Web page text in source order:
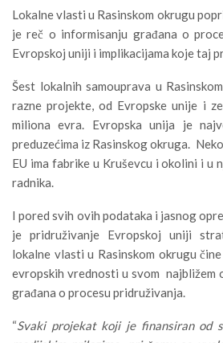
Lokalne vlasti u Rasinskom okrugu
je reč o informisanju građana o
Evropskoj uniji i implikacijama koje taj
Šest lokalnih samouprava u
razne projekte, od Evropske unije i
miliona evra. Evropska unija je
preduzećima iz Rasinskog okruga.
EU ima fabrike u Kruševcu i okolini i u
radnika.
I pored svih ovih podataka i jasnog
je pridruživanje Evropskoj uniji
lokalne vlasti u Rasinskom okrugu
evropskih vrednosti u svom najbližem
građana o procesu pridruživanja.
“Svaki projekat koji je finansiran od